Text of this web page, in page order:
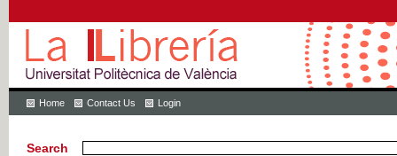
Home Contact Us Login
Search